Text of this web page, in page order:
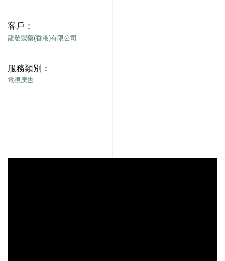
客戶：
龍發製藥(香港)有限公司
服務類別：
電視廣告